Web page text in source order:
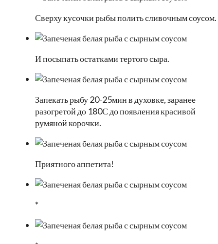
Сверху кусочки рыбы полить сливочным соусом.
И посыпать остатками тертого сыра.
Запекать рыбу 20-25мин в духовке, заранее
разогретой до 180С до появления красивой
румяной корочки.
Приятного аппетита!
*